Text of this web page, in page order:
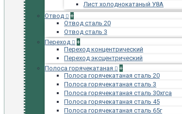
Лист холоднокатаный У8А
Отвод
+
Отвод сталь 20
Отвод сталь 3
Переход
+
Переход концентрический
Переход эксцентрический
Полоса горячекатаная
+
Полоса горячекатаная сталь 20
Полоса горячекатаная сталь 3
Полоса горячекатаная сталь 30хгса
Полоса горячекатаная сталь 45
Полоса горячекатаная сталь 65г